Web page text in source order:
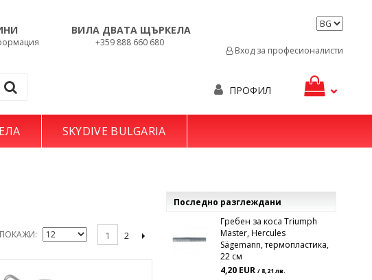
ВИЛА ДВАТА ЩЪРКЕЛА
+359 888 660 680
Вход за професионалисти
ПРОФИЛ
SKYDIVE BULGARIA
ПОКАЖИ 1 2
Последно разглеждани
Гребен за коса Triumph
Master, Hercules
Sägemann, термопластика,
22 см
4,20 EUR / 8,21 лв.